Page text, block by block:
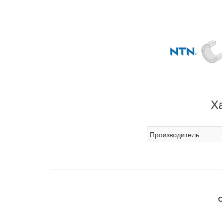
Производитель